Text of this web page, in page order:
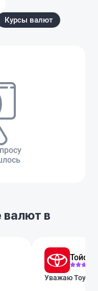
Курсы валют
в
Уважаю Toyota